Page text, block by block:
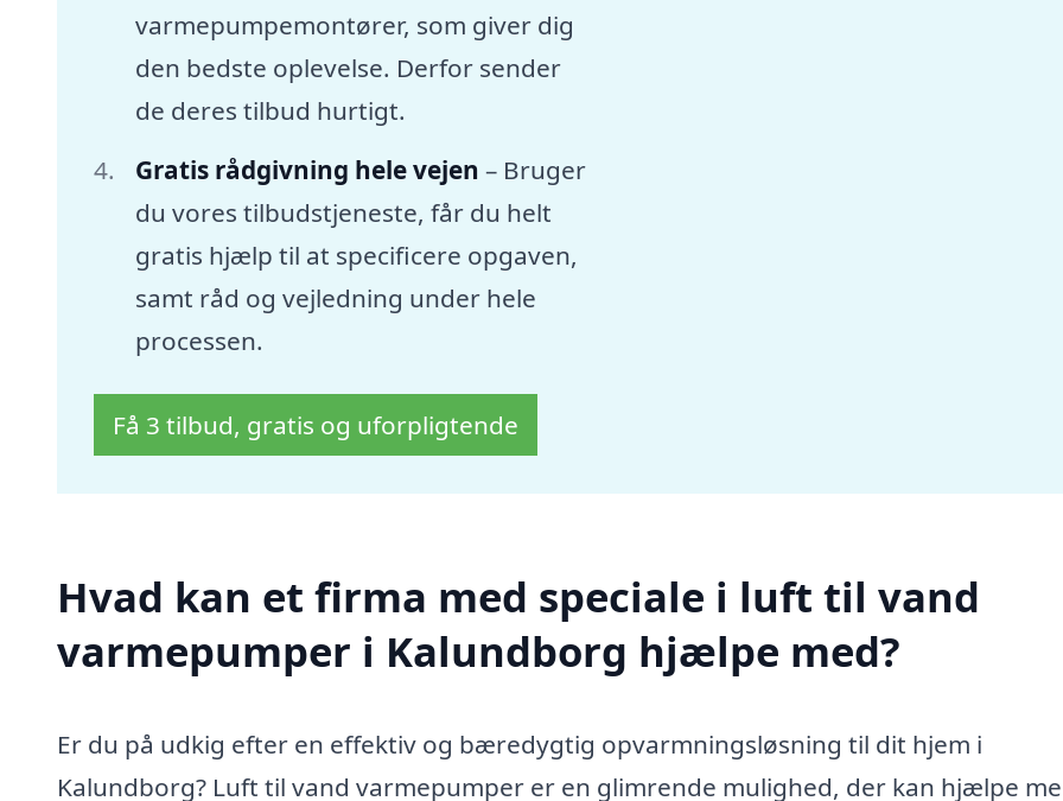
varmepumpemontører, som giver dig
den bedste oplevelse. Derfor sender
de deres tilbud hurtigt.
Gratis rådgivning hele vejen – Bruger
du vores tilbudstjeneste, får du helt
gratis hjælp til at specificere opgaven,
samt råd og vejledning under hele
processen.
Få 3 tilbud, gratis og uforpligtende
Hvad kan et firma med speciale i luft til vand
varmepumper i Kalundborg hjælpe med?
Er du på udkig efter en effektiv og bæredygtig opvarmningsløsning til dit hjem i
Kalundborg? Luft til vand varmepumper er en glimrende mulighed, der kan hjælpe